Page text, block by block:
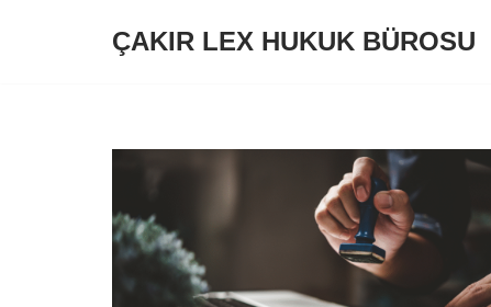
ÇAKIR LEX HUKUK BÜROSU